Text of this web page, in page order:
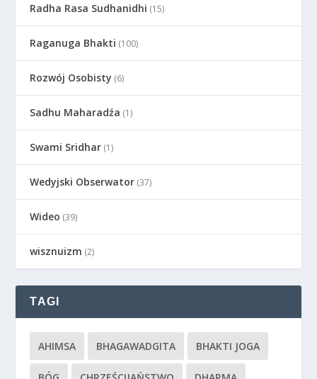
Radha Rasa Sudhanidhi (15)
Raganuga Bhakti (100)
Rozwój Osobisty (6)
Sadhu Maharadźa (1)
Swami Sridhar (1)
Wedyjski Obserwator (37)
Wideo (39)
wisznuizm (2)
TAGI
AHIMSA BHAGAWADGITA BHAKTI JOGA